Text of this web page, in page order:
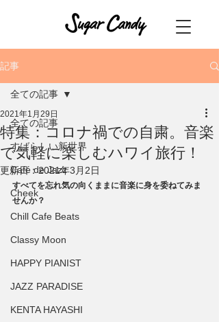
記事
全ての記事
すばらしい新世界
Café de Jazz
Cheek
Chill Cafe Beats
Classy Moon
HAPPY PIANIST
JAZZ PARADISE
KENTA HAYASHI
全ての記事
特集：コロナ禍での自粛。音楽
で気軽に楽しむハワイ旅行！
2021年1月29日
更新日：2021年3月2日
すべてを忘れ気の向くままに音楽に身を委ねてみま
せんか？